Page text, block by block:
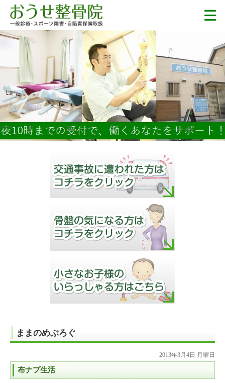
ままのめぶろぐ
2013年3月4日 月曜日
布ナプ生活